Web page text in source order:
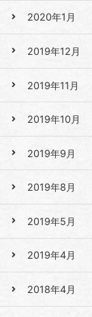
2020年1月
2019年12月
2019年11月
2019年10月
2019年9月
2019年8月
2019年5月
2019年4月
2018年4月